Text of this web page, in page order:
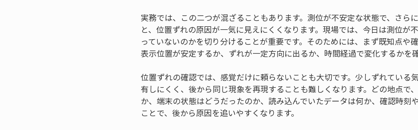
実務では、この二つが混ざることもあります。測位が不安定な状態で、さら
と、位置ずれの原因が一気に見えにくくなります。現場では、今日は測位が
っていないのかを切り分けることが重要です。そのためには、まず既知点や
表示位置が安定するか、ずれが一定方向に出るか、時間経過で変化するかを確
位置ずれの確認では、感覚だけに頼らないことも大切です。少しずれている
有しにくく、後から同じ現象を再現することも難しくなります。どの地点で
か、端末の状態はどうだったのか、読み込んでいたデータは何か、確認時刻
ことで、後から原因を追いやすくなります。